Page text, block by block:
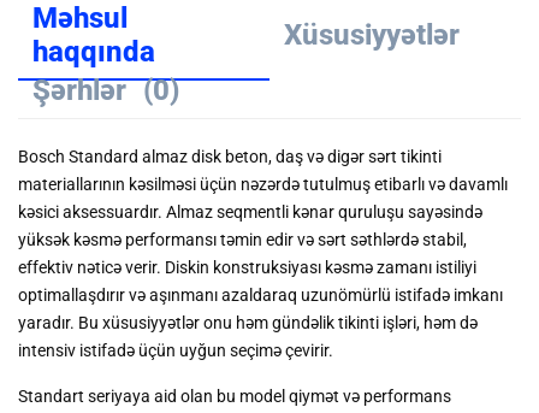
Məhsul
haqqında
Xüsusiyyətlər
Şərhlər (0)
Bosch Standard almaz disk beton, daş və digər sərt tikinti
materiallarının kəsilməsi üçün nəzərdə tutulmuş etibarlı və davamlı
kəsici aksessuardır. Almaz seqmentli kənar quruluşu sayəsində
yüksək kəsmə performansı təmin edir və sərt səthlərdə stabil,
effektiv nəticə verir. Diskin konstruksiyası kəsmə zamanı istiliyi
optimallaşdırır və aşınmanı azaldaraq uzunömürlü istifadə imkanı
yaradır. Bu xüsusiyyətlər onu həm gündəlik tikinti işləri, həm də
intensiv istifadə üçün uyğun seçimə çevirir.
Standart seriyaya aid olan bu model qiymət və performans